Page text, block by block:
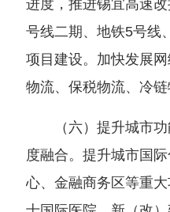
进度，推进锡宜高速
号线二期、地铁5号线
项目建设。加快发展
物流、保税物流、冷链
（六）提升城市功
度融合。提升城市国
心、金融商务区等重